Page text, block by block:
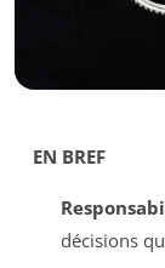
EN BREF
décisions